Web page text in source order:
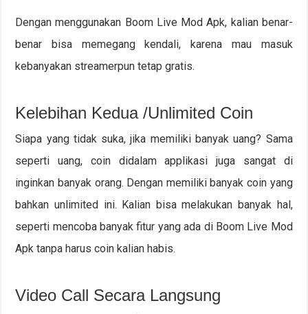
Dengan menggunakan Boom Live Mod Apk, kalian benar-
benar bisa memegang kendali, karena mau masuk
kebanyakan streamerpun tetap gratis.
Kelebihan Kedua /Unlimited Coin
Siapa yang tidak suka, jika memiliki banyak uang? Sama
seperti uang, coin didalam applikasi juga sangat di
inginkan banyak orang. Dengan memiliki banyak coin yang
bahkan unlimited ini. Kalian bisa melakukan banyak hal,
seperti mencoba banyak fitur yang ada di Boom Live Mod
Apk tanpa harus coin kalian habis.
Video Call Secara Langsung